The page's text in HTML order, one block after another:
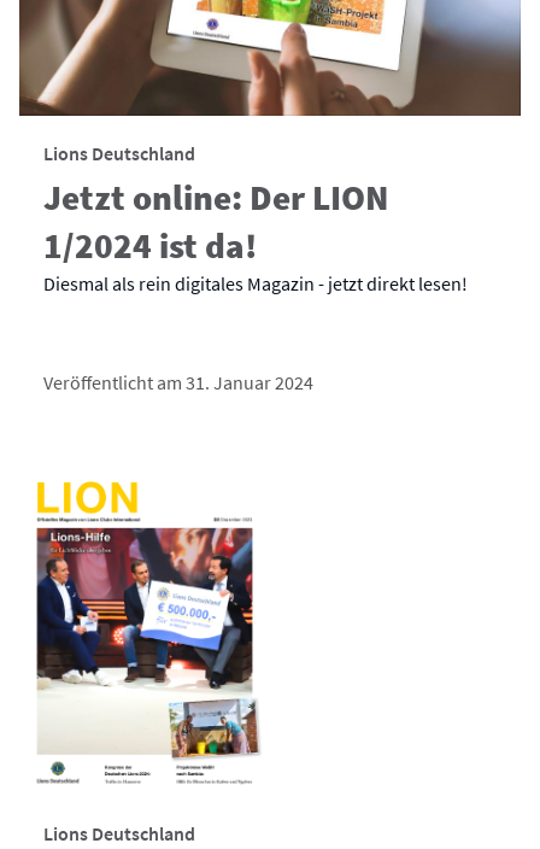
Lions Deutschland
Jetzt online: Der LION
1/2024 ist da!
Diesmal als rein digitales Magazin - jetzt direkt lesen!
Veröffentlicht am 31. Januar 2024
Lions Deutschland